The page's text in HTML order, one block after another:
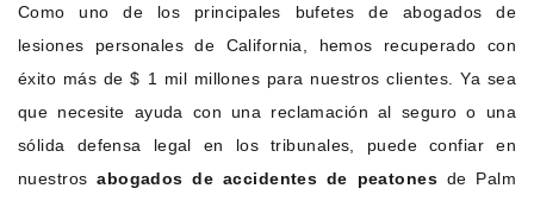
Como uno de los principales bufetes de abogados de
lesiones personales de California, hemos recuperado con
éxito más de $ 1 mil millones para nuestros clientes. Ya sea
que necesite ayuda con una reclamación al seguro o una
sólida defensa legal en los tribunales, puede confiar en
nuestrosabogados de accidentes de peatones de Palm